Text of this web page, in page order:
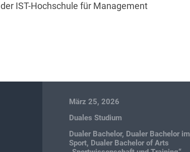
IST-Hochschule für Management
März 25, 2026
Duales Studium
Dualer Bachelor, Dualer Bachelor im
Sport, Dualer Bachelor of Arts